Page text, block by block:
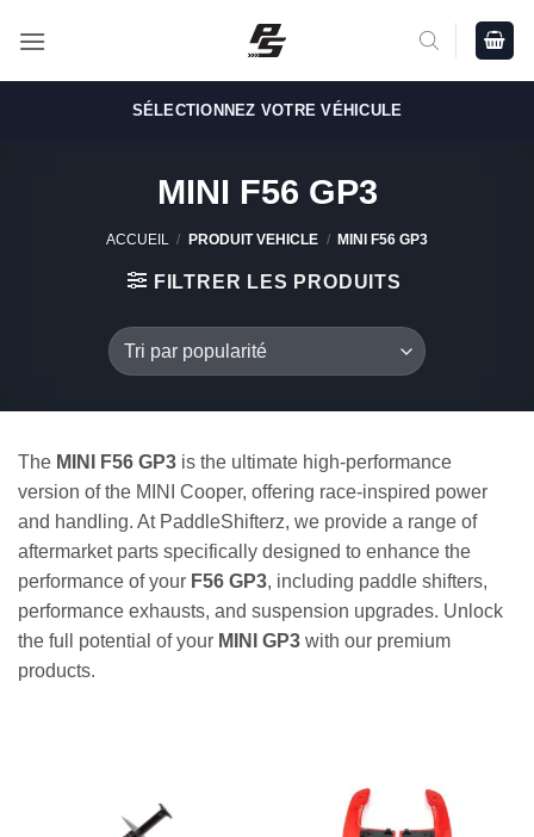
SÉLECTIONNEZ VOTRE VÉHICULE
MINI F56 GP3
ACCUEIL / PRODUIT VEHICLE / MINI F56 GP3
FILTRER LES PRODUITS
The MINI F56 GP3 is the ultimate high-performance
version of the MINI Cooper, offering race-inspired power
and handling. At PaddleShifterz, we provide a range of
aftermarket parts specifically designed to enhance the
performance of your F56 GP3, including paddle shifters,
performance exhausts, and suspension upgrades. Unlock
the full potential of your MINI GP3 with our premium
products.